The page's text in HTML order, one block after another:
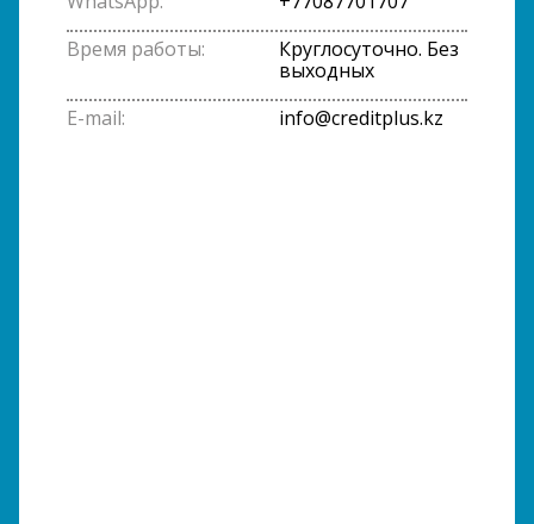
Время работы:
Круглосуточно. Без
выходных
E-mail:
info@creditplus.kz